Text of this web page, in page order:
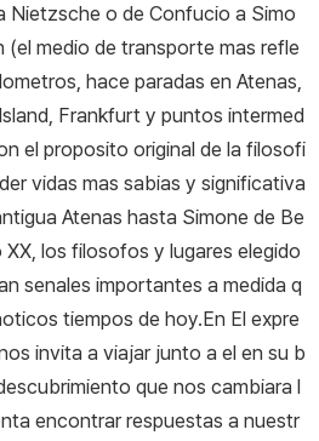
Nietzsche o de Confucio a Simo
(el medio de transporte mas refle
hace paradas en Atenas,
Frankfurt y puntos intermed
el proposito original de la filosofi
vidas mas sabias y significativa
Atenas hasta Simone de Be
XX, los filosofos y lugares elegido
senales importantes a medida q
tiempos de hoy.En El expre
invita a viajar junto a el en su b
que nos cambiara l
encontrar respuestas a nuestr